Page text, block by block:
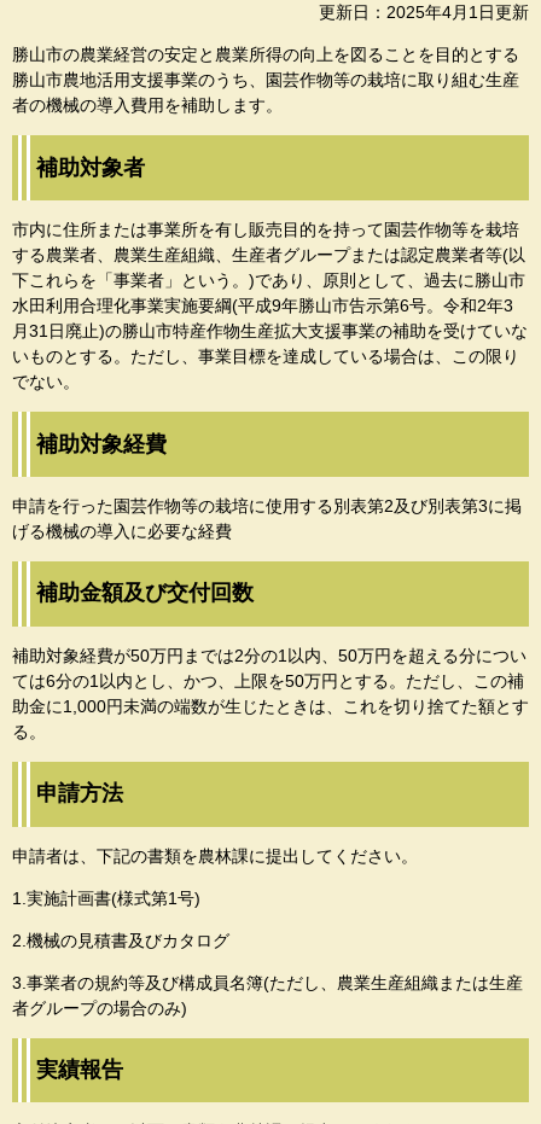
更新日：2025年4月1日更新
勝山市の農業経営の安定と農業所得の向上を図ることを目的とする
勝山市農地活用支援事業のうち、園芸作物等の栽培に取り組む生産
者の機械の導入費用を補助します。
補助対象者
市内に住所または事業所を有し販売目的を持って園芸作物等を栽培
する農業者、農業生産組織、生産者グループまたは認定農業者等(以
下これらを「事業者」という。)であり、原則として、過去に勝山市
水田利用合理化事業実施要綱(平成9年勝山市告示第6号。令和2年3
月31日廃止)の勝山市特産作物生産拡大支援事業の補助を受けていな
いものとする。ただし、事業目標を達成している場合は、この限り
でない。
補助対象経費
申請を行った園芸作物等の栽培に使用する別表第2及び別表第3に掲
げる機械の導入に必要な経費
補助金額及び交付回数
補助対象経費が50万円までは2分の1以内、50万円を超える分につい
ては6分の1以内とし、かつ、上限を50万円とする。ただし、この補
助金に1,000円未満の端数が生じたときは、これを切り捨てた額とす
る。
申請方法
申請者は、下記の書類を農林課に提出してください。
1.実施計画書(様式第1号)
2.機械の見積書及びカタログ
3.事業者の規約等及び構成員名簿(ただし、農業生産組織または生産
者グループの場合のみ)
実績報告